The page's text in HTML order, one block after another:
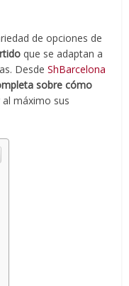
de opciones de
que se adaptan a
DesdeShBarcelona
sobre cómo
máximo sus